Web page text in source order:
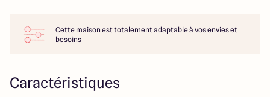
Maisons ARLOGIS Macon
Cette maison est totalement adaptable à vos envies et
besoins
Caractéristiques